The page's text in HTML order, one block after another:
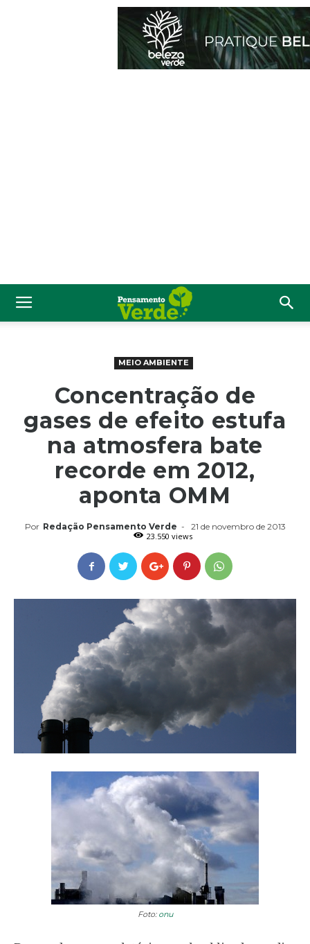
MEIO AMBIENTE
Concentração de
gases de efeito estufa
na atmosfera bate
recorde em 2012,
aponta OMM
Por Redação Pensamento Verde -
21 de novembro de 2013
23.550 views
Foto: onu